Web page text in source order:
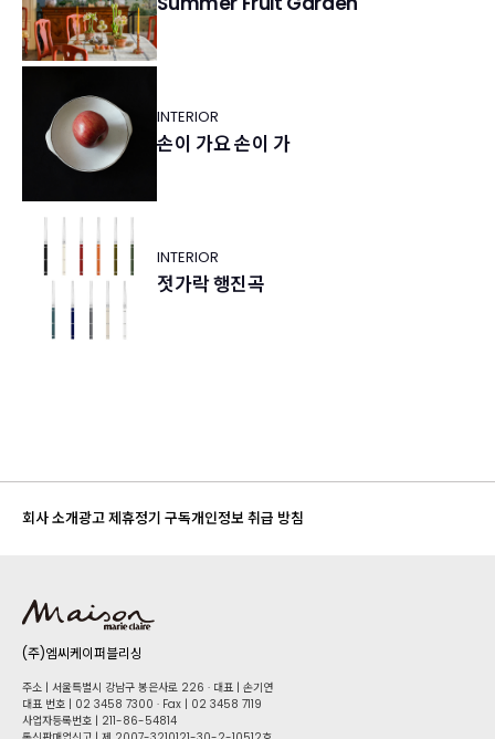
INTERIOR
손이 가요 손이 가
INTERIOR
젓가락 행진곡
회사 소개광고 제휴정기 구독개인정보 취급 방침
(주)엠씨케이퍼블리싱
주소 | 서울특별시 강남구 봉은사로 226 · 대표 | 손기연
대표 번호 | 02 34​58 7300 · Fax | 02 34​58 7119
사업자등록번호 | 211-86-5​4814